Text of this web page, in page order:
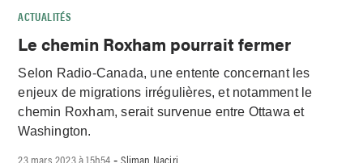
ACTUALITÉS
Le chemin Roxham pourrait fermer
Selon Radio-Canada, une entente concernant les
enjeux de migrations irrégulières, et notamment le
chemin Roxham, serait survenue entre Ottawa et
Washington.
23 mars 2023 à 15h54 Sliman Naciri